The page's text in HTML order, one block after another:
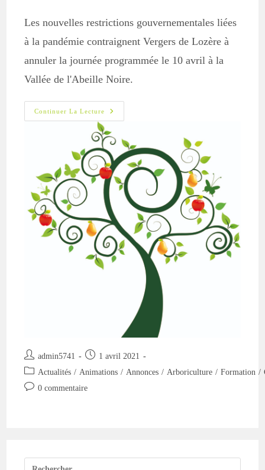
Les nouvelles restrictions gouvernementales liées
à la pandémie contraignent Vergers de Lozère à
annuler la journée programmée le 10 avril à la
Vallée de l'Abeille Noire.
Continuer La Lecture
Annulation
:
Pas
De
Journée
‘Greffes’
Le
10
Avril
Auteur/autrice
de
publication :
admin5741
Publication
publiée :
1 avril 2021
Post
category:
Actualités / Animations / Annonces / Arboriculture / Formation /
Commentaires
0 commentaire